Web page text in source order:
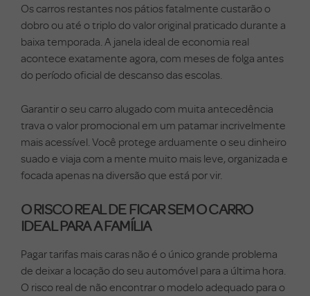
Os carros restantes nos pátios fatalmente custarão o
dobro ou até o triplo do valor original praticado durante a
baixa temporada. A janela ideal de economia real
acontece exatamente agora, com meses de folga antes
do período oficial de descanso das escolas.
Garantir o seu carro alugado com muita antecedência
trava o valor promocional em um patamar incrivelmente
mais acessível. Você protege arduamente o seu dinheiro
suado e viaja com a mente muito mais leve, organizada e
focada apenas na diversão que está por vir.
O RISCO REAL DE FICAR SEM O CARRO
IDEAL PARA A FAMÍLIA
Pagar tarifas mais caras não é o único grande problema
de deixar a locação do seu automóvel para a última hora.
O risco real de não encontrar o modelo adequado para o